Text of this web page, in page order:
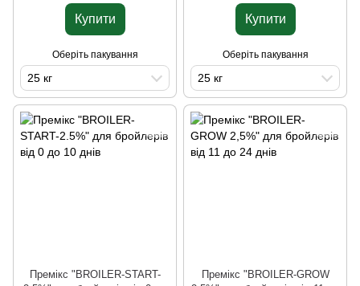
Купити
Оберіть пакування
25 кг
Купити
Оберіть пакування
25 кг
Премікс "BROILER-START-
Премікс "BROILER-GROW